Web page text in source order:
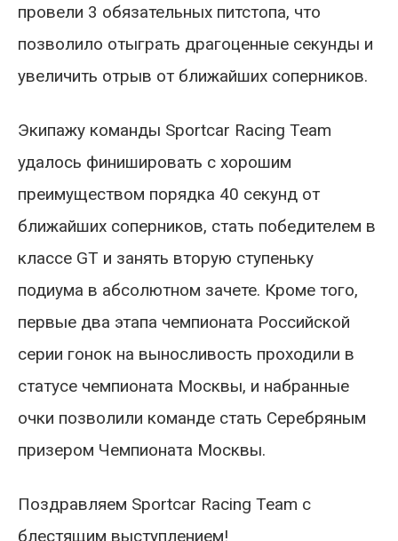
провели 3 обязательных питстопа, что
позволило отыграть драгоценные секунды и
увеличить отрыв от ближайших соперников.
Экипажу команды Sportcar Racing Team
удалось финишировать с хорошим
преимуществом порядка 40 секунд от
ближайших соперников, стать победителем в
классе GT и занять вторую ступеньку
подиума в абсолютном зачете. Кроме того,
первые два этапа чемпионата Российской
серии гонок на выносливость проходили в
статусе чемпионата Москвы, и набранные
очки позволили команде стать Серебряным
призером Чемпионата Москвы.
Поздравляем Sportcar Racing Team с
блестящим выступлением!